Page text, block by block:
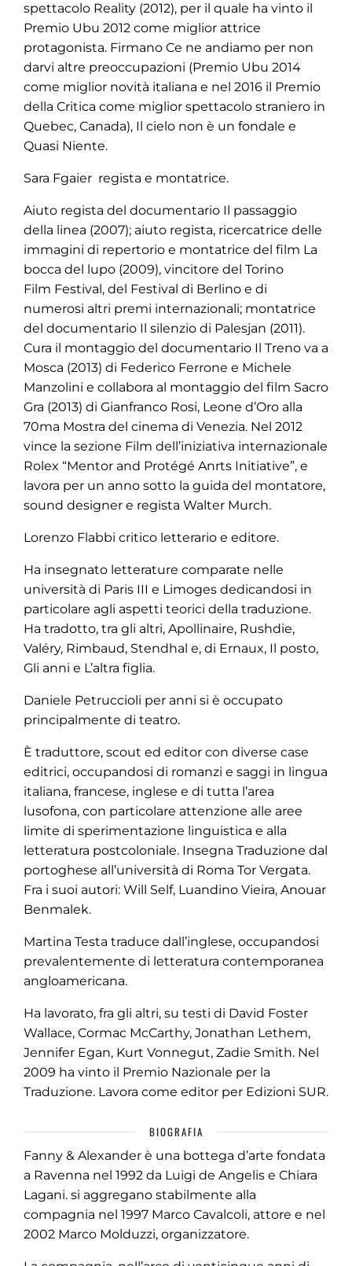
spettacolo Reality (2012), per il quale ha vinto il
Premio Ubu 2012 come miglior attrice
protagonista. Firmano Ce ne andiamo per non
darvi altre preoccupazioni (Premio Ubu 2014
come miglior novità italiana e nel 2016 il Premio
della Critica come miglior spettacolo straniero in
Quebec, Canada), Il cielo non è un fondale e
Quasi Niente.
Sara Fgaier regista e montatrice.
Aiuto regista del documentario Il passaggio
della linea (2007); aiuto regista, ricercatrice delle
immagini di repertorio e montatrice del film La
bocca del lupo (2009), vincitore del Torino
Film Festival, del Festival di Berlino e di
numerosi altri premi internazionali; montatrice
del documentario Il silenzio di Palesjan (2011).
Cura il montaggio del documentario Il Treno va a
Mosca (2013) di Federico Ferrone e Michele
Manzolini e collabora al montaggio del film Sacro
Gra (2013) di Gianfranco Rosi, Leone d’Oro alla
70ma Mostra del cinema di Venezia. Nel 2012
vince la sezione Film dell’iniziativa internazionale
Rolex “Mentor and Protégé Anrts Initiative”, e
lavora per un anno sotto la guida del montatore,
sound designer e regista Walter Murch.
Lorenzo Flabbi critico letterario e editore.
Ha insegnato letterature comparate nelle
università di Paris III e Limoges dedicandosi in
particolare agli aspetti teorici della traduzione.
Ha tradotto, tra gli altri, Apollinaire, Rushdie,
Valéry, Rimbaud, Stendhal e, di Ernaux, Il posto,
Gli anni e L’altra figlia.
Daniele Petruccioli per anni si è occupato
principalmente di teatro.
È traduttore, scout ed editor con diverse case
editrici, occupandosi di romanzi e saggi in lingua
italiana, francese, inglese e di tutta l’area
lusofona, con particolare attenzione alle aree
limite di sperimentazione linguistica e alla
letteratura postcoloniale. Insegna Traduzione dal
portoghese all’università di Roma Tor Vergata.
Fra i suoi autori: Will Self, Luandino Vieira, Anouar
Benmalek.
Martina Testa traduce dall’inglese, occupandosi
prevalentemente di letteratura contemporanea
angloamericana.
Ha lavorato, fra gli altri, su testi di David Foster
Wallace, Cormac McCarthy, Jonathan Lethem,
Jennifer Egan, Kurt Vonnegut, Zadie Smith. Nel
2009 ha vinto il Premio Nazionale per la
Traduzione. Lavora come editor per Edizioni SUR.
BIOGRAFIA
Fanny & Alexander è una bottega d’arte fondata
a Ravenna nel 1992 da Luigi de Angelis e Chiara
Lagani. si aggregano stabilmente alla
compagnia nel 1997 Marco Cavalcoli, attore e nel
2002 Marco Molduzzi, organizzatore.